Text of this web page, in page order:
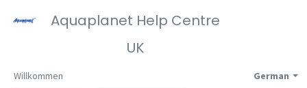
Aquaplanet Help Centre
UK
German
Willkommen